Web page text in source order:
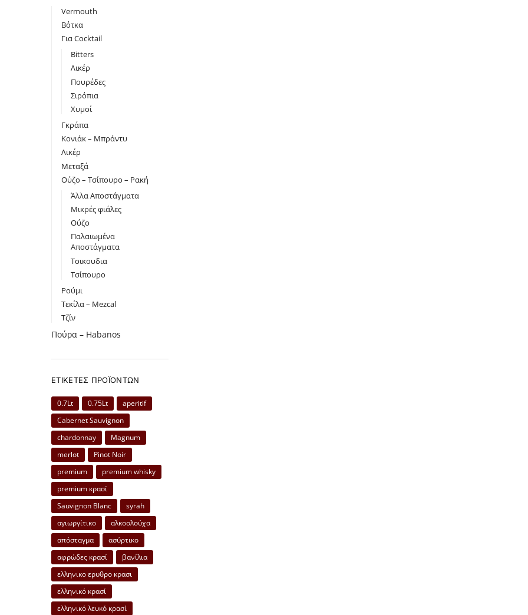
Vermouth
Βότκα
Για Cocktail
Bitters
Λικέρ
Πουρέδες
Σιρόπια
Χυμοί
Γκράπα
Κονιάκ – Μπράντυ
Λικέρ
Μεταξά
Ούζο – Τσίπουρο – Ρακή
Άλλα Αποστάγματα
Μικρές φιάλες
Ούζο
Παλαιωμένα
Αποστάγματα
Τσικουδια
Τσίπουρο
Ρούμι
Τεκίλα – Mezcal
Τζίν
Πούρα – Habanos
ΕΤΙΚΈΤΕΣ ΠΡΟΪΌΝΤΩΝ
0.7Lt 0.75Lt
aperitif
Cabernet Sauvignon
chardonnay
Magnum
merlot
Pinot Noir
premium
premium whisky
premium κρασί
Sauvignon Blanc
syrah
αγιωργίτικο
αλκοολούχα
απόσταγμα
ασύρτικο
αφρώδες κρασί
βανίλια
ελληνικο ερυθρο κρασι
ελληνικό κρασί
ελληνικό λευκό κρασί